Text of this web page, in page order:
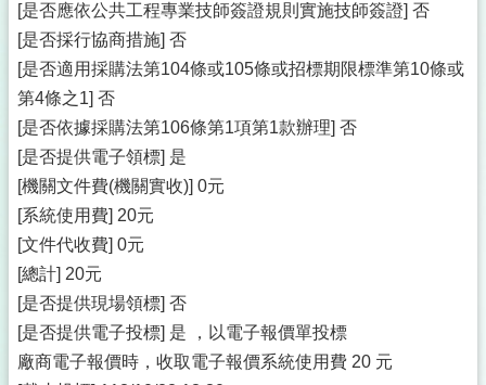
[是否應依公共工程專業技師簽證規則實施技師簽證] 否
[是否採行協商措施] 否
[是否適用採購法第104條或105條或招標期限標準第10條或
第4條之1] 否
[是否依據採購法第106條第1項第1款辦理] 否
[是否提供電子領標] 是
[機關文件費(機關實收)] 0元
[系統使用費] 20元
[文件代收費] 0元
[總計] 20元
[是否提供現場領標] 否
[是否提供電子投標] 是 ，以電子報價單投標
廠商電子報價時，收取電子報價系統使用費 20 元